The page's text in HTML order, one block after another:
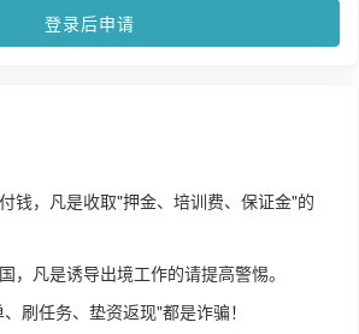
登录后申请
钱，凡是收取"押金、培训费、保证金"的
，凡是诱导出境工作的请提高警惕。
刷任务、垫资返现"都是诈骗！